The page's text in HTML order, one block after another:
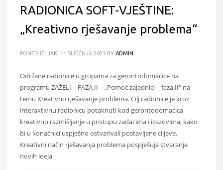
RADIONICA SOFT-VJEŠTINE:
„Kreativno rješavanje problema“
PONEDJELJAK, 11 SIJEČNJA 2021 BY ADMIN
Održane radionice u grupama za gerontodomaćice na
programu ZAŽELI – FAZA II – „Pomoć zajednici – faza II“ na
temu Kreativno rješavanje problema. Cilj radionice je kroz
interaktivnu radionicu potaknuti kod gerontodomaćica
kreativno razmišljanje u pristupu zadacima i izazovima, kako
bi u konačnici uspješno ostvarivali postavljene ciljeve.
Kreativni način rješavanja problema pospješuje stvaranje
novih ideja